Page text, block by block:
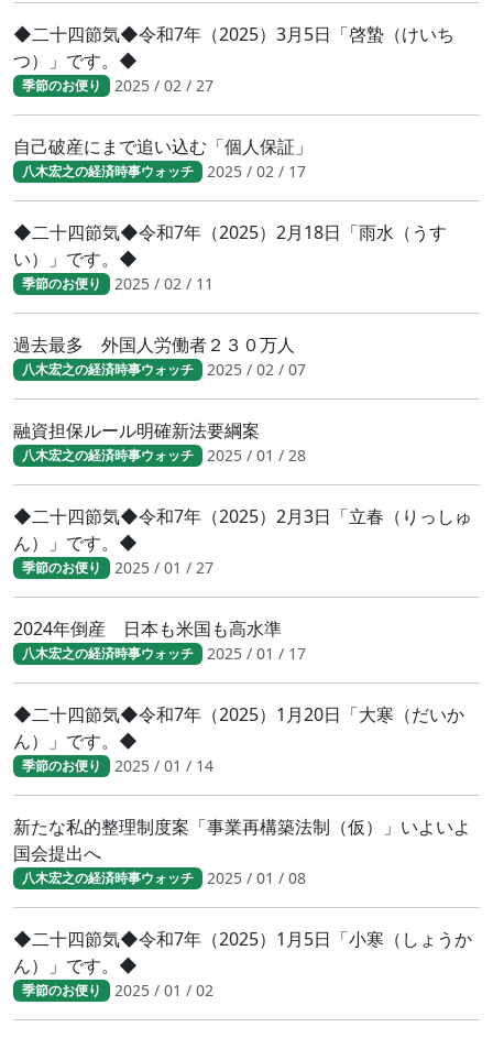
◆二十四節気◆令和7年（2025）3月5日「啓蟄（けいち
つ）」です。◆
季節のお便り 2025 / 02 / 27
自己破産にまで追い込む「個人保証」
八木宏之の経済時事ウォッチ 2025 / 02 / 17
◆二十四節気◆令和7年（2025）2月18日「雨水（うす
い）」です。◆
季節のお便り 2025 / 02 / 11
過去最多 外国人労働者２３０万人
八木宏之の経済時事ウォッチ 2025 / 02 / 07
融資担保ルール明確新法要綱案
八木宏之の経済時事ウォッチ 2025 / 01 / 28
◆二十四節気◆令和7年（2025）2月3日「立春（りっしゅ
ん）」です。◆
季節のお便り 2025 / 01 / 27
2024年倒産 日本も米国も高水準
八木宏之の経済時事ウォッチ 2025 / 01 / 17
◆二十四節気◆令和7年（2025）1月20日「大寒（だいか
ん）」です。◆
季節のお便り 2025 / 01 / 14
新たな私的整理制度案「事業再構築法制（仮）」いよいよ
国会提出へ
八木宏之の経済時事ウォッチ 2025 / 01 / 08
◆二十四節気◆令和7年（2025）1月5日「小寒（しょうか
ん）」です。◆
季節のお便り 2025 / 01 / 02